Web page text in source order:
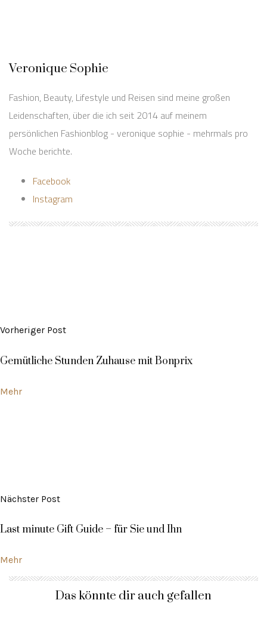
Veronique Sophie
Fashion, Beauty, Lifestyle und Reisen sind meine großen
Leidenschaften, über die ich seit 2014 auf meinem
persönlichen Fashionblog - veronique sophie - mehrmals pro
Woche berichte.
Facebook
Instagram
Vorheriger Post
Gemütliche Stunden Zuhause mit Bonprix
Mehr
Nächster Post
Last minute Gift Guide – für Sie und Ihn
Mehr
Das könnte dir auch gefallen